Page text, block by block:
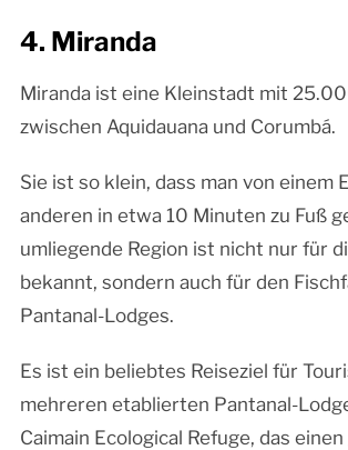
4. Miranda
Miranda ist eine Kleinstadt mit
zwischen Aquidauana und Corumbá.
Sie ist so klein, dass man von einem
anderen in etwa 10 Minuten zu Fuß
umliegende Region ist nicht nur für
bekannt, sondern auch für den
Pantanal-Lodges.
Es ist ein beliebtes Reiseziel für
mehreren etablierten Pantanal-
Caimain Ecological Refuge, das